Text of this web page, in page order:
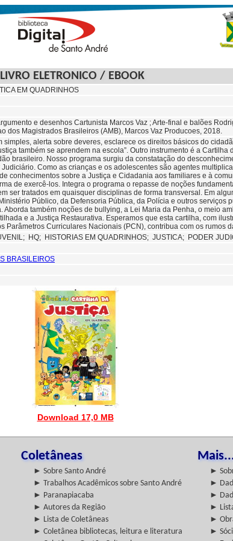
LIVRO ELETRONICO / EBOOK
EM QUADRINHOS
e desenhos Cartunista Marcos Vaz ; Arte-final e balões
dos Magistrados Brasileiros (AMB), Marcos Vaz Producoes, 2018.
simples, alerta sobre deveres, esclarece os direitos básicos do
também se aprendem na escola”. Outro instrumento é a
brasileiro. Nosso programa surgiu da constatação do
Como as crianças e os adolescentes são agentes
conhecimentos sobre a Justiça e Cidadania aos familiares e à
de exercê-los. Integra o programa o repasse de noções
ser tratados em quaisquer disciplinas de forma transversal. Em
Público, da Defensoria Pública, da Polícia e outros serviços
Aborda também noções de bullying, a Lei Maria da Penha, o meio
e a Justiça Restaurativa. Esperamos que esta cartilha, com
Parâmetros Curriculares Nacionais (PCN), contribua com os rumos
HQ; HISTORIAS EM QUADRINHOS; JUSTICA; PODER
BRASILEIROS
Download 17,0 MB
Coletâneas
► Sobre Santo André
►
► Trabalhos Acadêmicos sobre Santo André
►
► Paranapiacaba
►
► Autores da Região
►
► Lista de Coletâneas
►
► Coletânea bibliotecas, leitura e literatura
►